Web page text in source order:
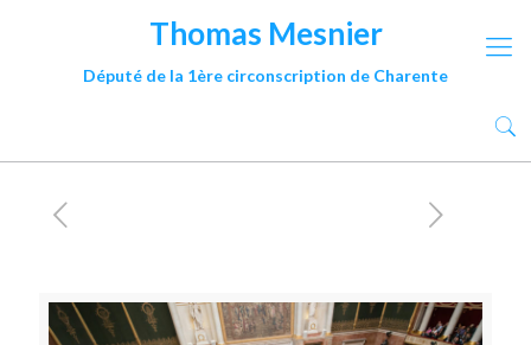
Thomas Mesnier
Député de la 1ère circonscription de Charente